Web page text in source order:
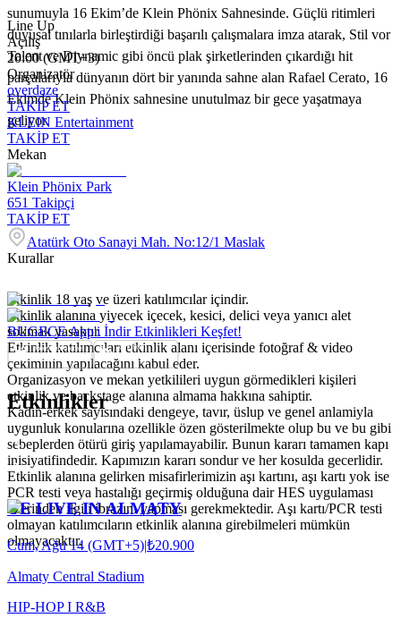
sunumuyla 16 Ekim’de Klein Phönix Sahnesinde. Güçlü ritimleri
duyusal tınılarla birleştirdiği başarılı çalışmalara imza atarak, Stil vor
Talent ve Diynamic gibi öncü plak şirketlerinden çıkardığı hit
parçalarıyla dünyanın dört bir yanında sahne alan Rafael Cerato, 16
Ekimde Klein Phönix sahnesine unutulmaz bir gece yaşatmaya
geliyor.
Line Up
Açılış
20:00 (GMT+3)
Organizatör
overdaze
TAKİP ET
KLEIN Entertainment
TAKİP ET
Mekan
Klein Phönix Park
651 Takipçi
TAKİP ET
Atatürk Oto Sanayi Mah. No:12/1 Maslak
Kurallar
Etkinlik 18 yaş ve üzeri katılımcılar içindir.
Etkinlik alanına yiyecek içecek, kesici, delici veya yanıcı alet
sokmak yasaktır.
Etkinlik katılımcıları etkinlik alanı içerisinde fotoğraf & video
çekiminin yapılacağını kabul eder.
Organizasyon ve mekan yetkilileri uygun görmedikleri kişileri
etkinlik ve backstage alanına almama hakkına sahiptir.
Kadın-erkek sayısındaki dengeye, tavır, üslup ve genel anlamiyla
uygunluk konularına ozellikle özen gösterilmekte olup bu ve bu gibi
sebeplerden ötürü giriş yapılamayabilir. Bunun kararı tamamen kapı
inisiyatifindedir. Kapımızın kararı sondur ve her kosulda gecerlidir.
Etkinlik alanına gelirken misafirlerimizin aşı kartını, aşı kartı yok ise
PCR testi veya hastalığı geçirmiş olduğuna dair HES uygulaması
üzerinden ilgili ibrazını yapması gerekmektedir. Aşı kartı/PCR testi
olmayan katılımcıların etkinlik alanına girebilmeleri mümkün
olmayacaktır.
BUGECE App'i İndir Etkinlikleri Keşfet!
Etkinlikler
YE LIVE IN ALMATY
Cum, Ağu 14 (GMT+5)|₺20.900
Almaty Central Stadium
HIP-HOP I R&B